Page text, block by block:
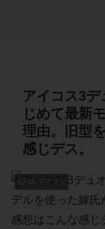
アイコス3
じめて最新
理由。旧型
感じデス。
IQOS アイコス